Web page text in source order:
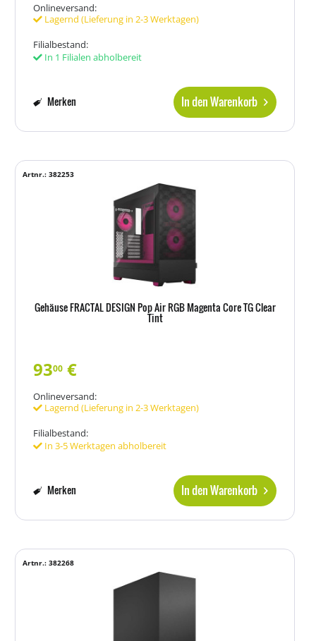
Onlineversand:
Lagernd (Lieferung in 2-3 Werktagen)
Filialbestand:
In 1 Filialen abholbereit
In den Warenkorb
Merken
Gehäuse FRACTAL DESIGN Pop Air RGB Magenta Core TG Clear
Tint
Artnr.: 382253
9300 €
Onlineversand:
Lagernd (Lieferung in 2-3 Werktagen)
Filialbestand:
In 3-5 Werktagen abholbereit
In den Warenkorb
Merken
Artnr.: 382268